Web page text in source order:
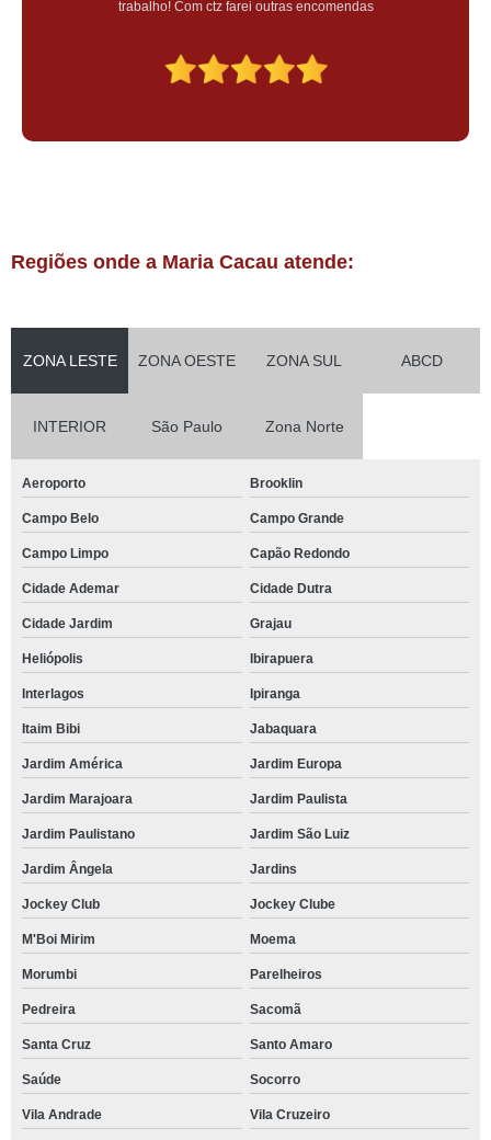
trabalho! Com ctz farei outras encomendas
Regiões onde a Maria Cacau atende:
ZONA LESTE ZONA OESTE ZONA SUL ABCD
INTERIOR São Paulo Zona Norte
Aeroporto Brooklin
Campo Belo Campo Grande
Campo Limpo Capão Redondo
Cidade Ademar Cidade Dutra
Cidade Jardim Grajau
Heliópolis Ibirapuera
Interlagos Ipiranga
Itaim Bibi Jabaquara
Jardim América Jardim Europa
Jardim Marajoara Jardim Paulista
Jardim Paulistano Jardim São Luiz
Jardim Ângela Jardins
Jockey Club Jockey Clube
M'Boi Mirim Moema
Morumbi Parelheiros
Pedreira Sacomã
Santa Cruz Santo Amaro
Saúde Socorro
Vila Andrade Vila Cruzeiro